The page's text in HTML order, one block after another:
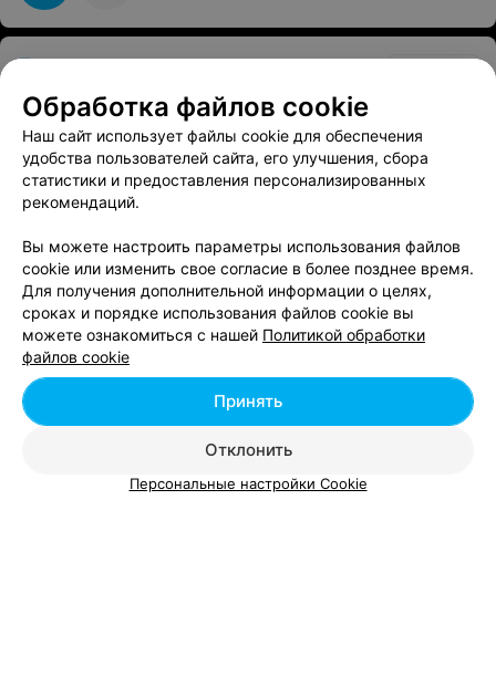
Брестская городская поликлиника №1
Брест, ул. Воровского, 4 до 20:00
Брестская центральная поликлиника
Брест, ул. Советской Конституции, 8 до 20:00
Фельдшерский здравпункт Брестского чулочного комбината
с 09:00
Обработка файлов cookie
Наш сайт использует файлы cookie для обеспечения
удобства пользователей сайта, его улучшения, сбора
статистики и предоставления персонализированных
рекомендаций.
Вы можете настроить параметры использования файлов
cookie или изменить свое согласие в более позднее время.
Для получения дополнительной информации о целях,
сроках и порядке использования файлов cookie вы
можете ознакомиться с нашей Политикой обработки
файлов cookie
Отклонить
Принять
Персональные настройки Cookie